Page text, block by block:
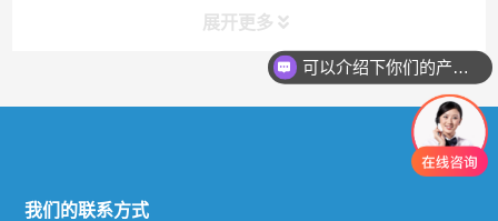
展开更多
我们的联系方式
可以介绍下你们的产品么